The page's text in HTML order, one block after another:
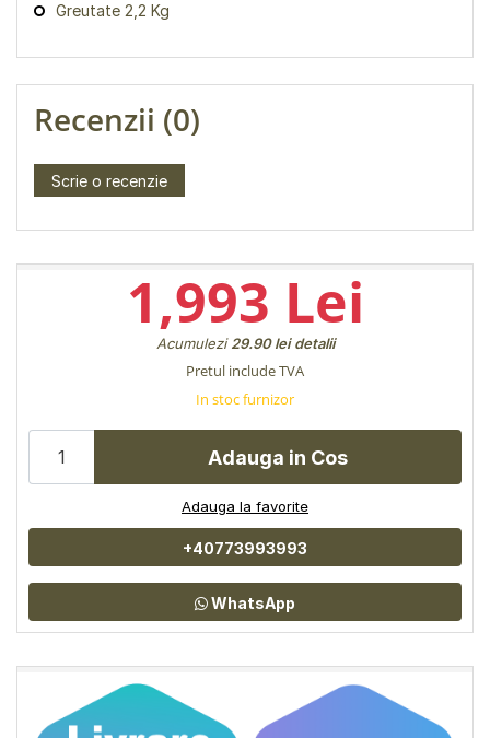
Greutate 2,2 Kg
Recenzii (0)
Scrie o recenzie
1,993 Lei
Acumulezi29.90 lei detalii
Pretul include TVA
In stoc furnizor
Adauga in Cos
Adauga la favorite
+40773993993
WhatsApp